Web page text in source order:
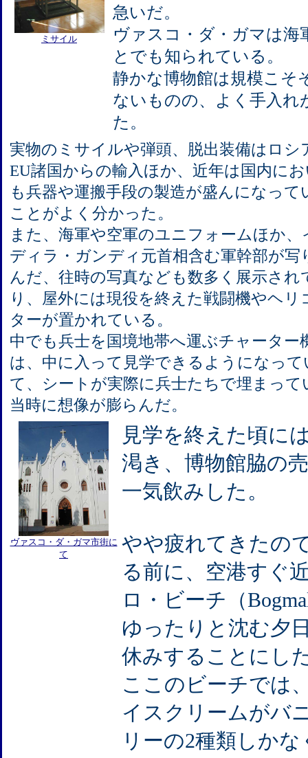
ミサイル
急いだ。
ヴァスコ・ダ・ガマは海
とでも知られている。
静かな博物館は規模こそ
ないものの、よく手入れ
た。
実物のミサイルや弾頭、脱出装備はロシ
EU諸国からの輸入ほか、近年は国内に
も兵器や運搬手段の製造が盛んになって
ことがよく分かった。
また、海軍や空軍のユニフォームほか、
ディラ・ガンディ元首相含む軍幹部が写
んだ、往時の写真なども数多く展示され
り、屋外には現役を終えた戦闘機やヘリ
ターが置かれている。
中でも兵士を国境地帯へ運ぶチャーター
は、中に入って見学できるようになって
て、シートが実際に兵士たちで埋まって
当時に想像が膨らんだ。
ヴァスコ・ダ・ガマ市街に
て
見学を終えた頃に
渇き、博物館脇の
一気飲みした。
やや疲れてきたの
る前に、空港すぐ
ロ・ビーチ（
ゆったりと沈む夕
休みすることにし
ここのビーチでは
イスクリームがバ
リーの2種類しか